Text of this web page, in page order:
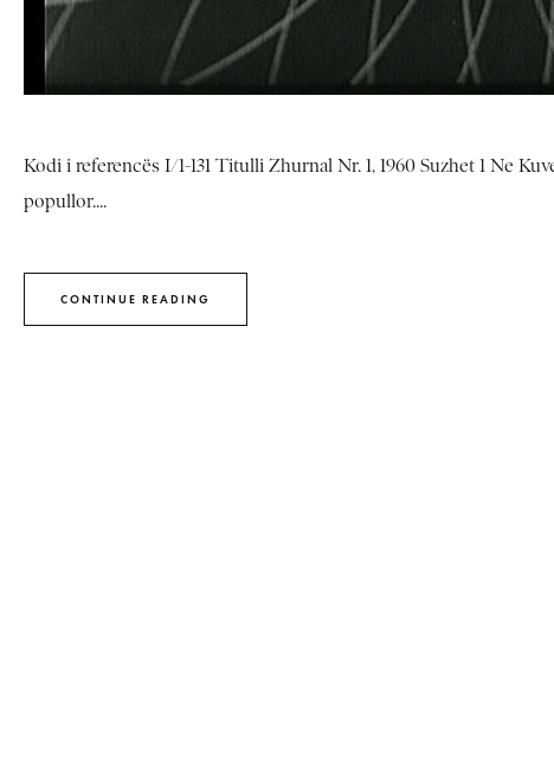
Kodi i referencës I/1-131 Titulli Zhurnal Nr. 1, 1960 Suzhet 1 Ne
popullor....
CONTINUE READING